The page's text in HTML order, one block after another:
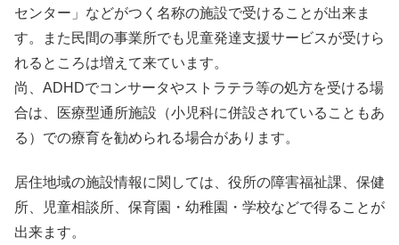
センター」などがつく名称の施設で受けることが出来ま
す。また民間の事業所でも児童発達支援サービスが受けら
れるところは増えて来ています。
尚、ADHDでコンサータやストラテラ等の処方を受ける場
合は、医療型通所施設（小児科に併設されていることもあ
る）での療育を勧められる場合があります。
居住地域の施設情報に関しては、役所の障害福祉課、保健
所、児童相談所、保育園・幼稚園・学校などで得ることが
出来ます。